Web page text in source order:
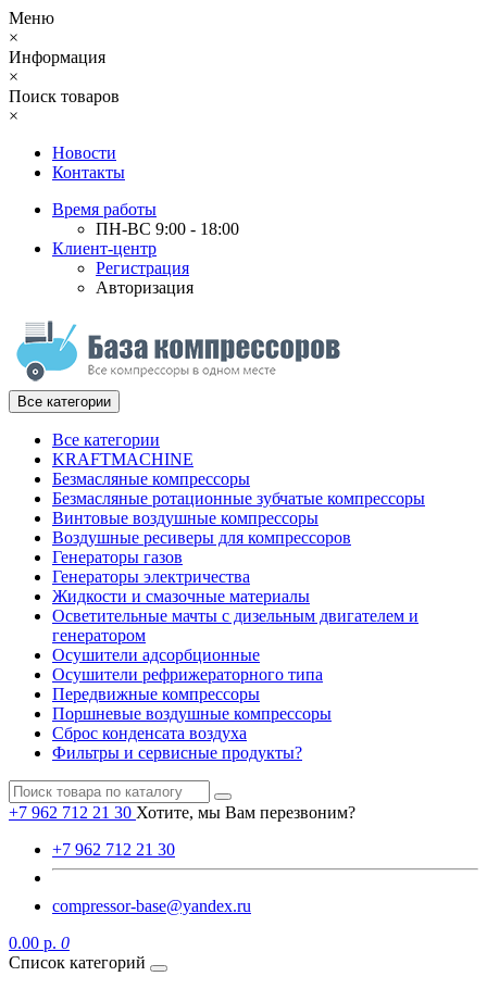
Меню
×
Информация
×
Поиск товаров
×
Новости
Контакты
Время работы
ПН-ВС 9:00 - 18:00
Клиент-центр
Регистрация
Авторизация
Все категории
Все категории
KRAFTMACHINE
Безмасляные компрессоры
Безмасляные ротационные зубчатые компрессоры
Винтовые воздушные компрессоры
Воздушные ресиверы для компрессоров
Генераторы газов
Генераторы электричества
Жидкости и смазочные материалы
Осветительные мачты с дизельным двигателем и
генератором
Осушители адсорбционные
Осушители рефрижераторного типа
Передвижные компрессоры
Поршневые воздушные компрессоры
Сброс конденсата воздуха
Фильтры и сервисные продукты?
+7 962 712 21 30 Хотите, мы Вам перезвоним?
+7 962 712 21 30
compressor-base@yandex.ru
0.00 р. 0
Список категорий